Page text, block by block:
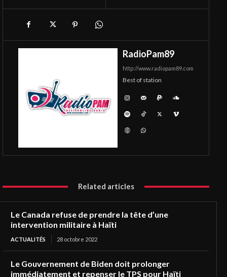
RadioPam89
http://www.radiopam89.com
Best of station
Related articles
Le Canada refuse de prendre la tête d’une
intervention militaire à Haïti
ACTUALITÉS 28 octobre 2022
Le Gouvernement de Biden doit prolonger
immédiatement et repenser le TPS pour Haïti